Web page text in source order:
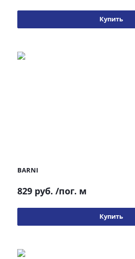
Купить
BARNI
829 руб. /пог. м
Купить